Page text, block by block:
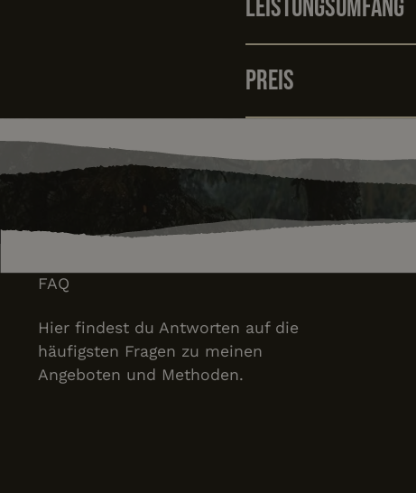
Leistungsumfang
Preis
FAQ
Hier findest du Antworten auf die
häufigsten Fragen zu meinen
Angeboten und Methoden.